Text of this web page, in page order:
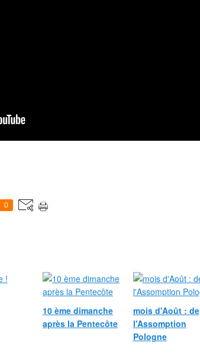
0
10 ème dimanche
après la Pentecôte
mois d'Août : de
l'Assomption
Pologne